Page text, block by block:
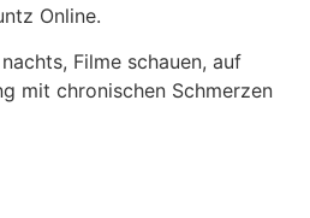
Online.
Filme schauen, auf
mit chronischen Schmerzen